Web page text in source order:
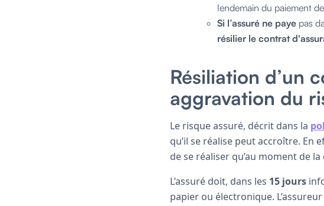
lendemain du paiement
Si l’assuré ne paye pas
résilier le contrat
Résiliation d’un
aggravation du
Le risque assuré, décrit dans la
qu’il se réalise peut accroître. En
de se réaliser qu’au moment de
L’assuré doit, dans les 15 jours
papier ou électronique.